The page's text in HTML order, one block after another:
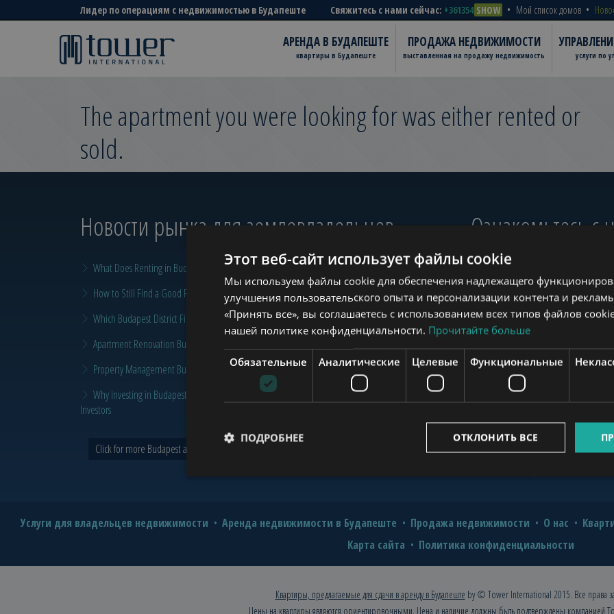
Лидер по операциям с недвижимостью в Будапеште Свяжитесь с нами сейчас: +361354 SHOW Мой список домов
АРЕНДА В БУДАПЕШТЕ
квартиры в Будапеште
ПРОДАЖА НЕДВИЖИМОСТИ
выставленная на продажу недвижимость услуги по
The apartment you were looking for was either rented or
sold.
Новости рынка для землевладельцев
What Does Renting in Budapest Really Cost?
How to Still Find a Good Rental in Budapest at the End of August
Which Budapest District Fits Which Property Investor in 2026?
Apartment Renovation Budapest: How to Plan a Smarter Renovation for Value and Comfort
Property Management Budapest: When Does It Make Sense to Hire a Professional?
Why Investing in Budapest Real Estate is a Smart Move in 2026: A Comprehensive Guide for
Investors
Click for more Budapest and Tower news >
Ознакомьтесь
www.tower-investments.com
www.mybudapesthome.com
Услуги для владельцев недвижимости Аренда недвижимости в Будапеште Продажа недвижимости О нас
Карта сайта
Политика конфиденциальности
Квартиры, предлагаемые для сдачи в аренду в Будапеште by © Tower International 2015. Все права
Цены на квартиры являются ориентировочными. Цена и наличие должны быть подтверждены компанией
Этот веб-сайт использует файлы cookie
Мы используем файлы cookie для обеспечения надлежащего
улучшения пользовательского опыта и персонализации контента и
«Принять все», вы соглашаетесь с использованием всех типов файлов
нашей политике конфиденциальности. Прочитайте больше
Обязательные Аналитические Целевые Функциональные
ОТКЛОНИТЬ ВСЕ
ПОДРОБНЕЕ